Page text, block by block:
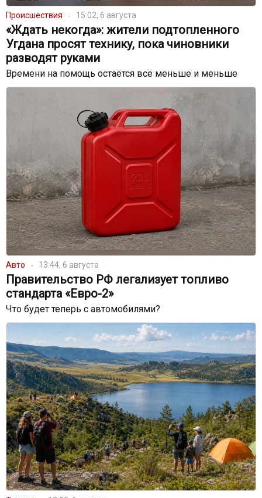
Происшествия 15:02, 6 августа
«Ждать некогда»: жители подтопленного
Угдана просят технику, пока чиновники
разводят руками
Времени на помощь остаётся всё меньше и меньше
Авто 13:44, 6 августа
Правительство РФ легализует топливо
стандарта «Евро-2»
Что будет теперь с автомобилями?